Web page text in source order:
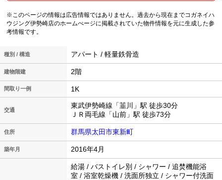
※このページの情報は広告情報ではありません。過去から現在までコガネイハ
ウジング伊勢崎店のホームぺージに掲載されていた物件情報を元に生成した参
考情報です。
種別 / 構造 アパート / 軽量鉄骨造
建物階建 2階
間取り一例 1K
交通
東武伊勢崎線「韮川」駅 徒歩30分
ＪＲ両毛線「山前」駅 徒歩73分
住所 群馬県太田市東新町
築年月 2016年4月
給湯 / バストイレ別 / シャワー / 追焚機能浴
室 / 浴室乾燥機 / 洗面所独立 / シャワー付洗面